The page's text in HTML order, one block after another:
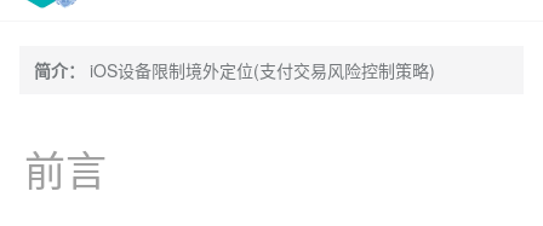
简介： iOS设备限制境外定位(支付交易风险控制策略)
前言